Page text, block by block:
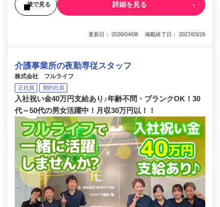
後で見る 詳細を見る
更新日： 2026/04/08 掲載終了日： 2027/03/26
介護事業所の夜勤専従スタッフ
株式会社 フルライフ
正社員 契約社員
入社祝い金40万円支給あり♪年齢不問・ブランクOK！30
代～50代の男女活躍中！月収30万円以！！